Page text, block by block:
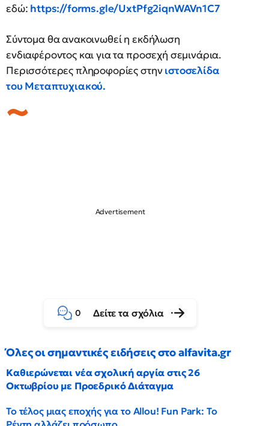
εδώ: https://forms.gle/UxtPfg2iqnWAVn1C7
Σύντομα θα ανακοινωθεί η εκδήλωση
ενδιαφέροντος και για τα προσεχή σεμινάρια.
Περισσότερες πληροφορίες στηνιστοσελίδα
του Μεταπτυχιακού.
0 Δείτε τα σχόλια
Όλες οι σημαντικές ειδήσεις στο alfavita.gr
Καθιερώνεται νέα σχολική αργία στις 26
Οκτωβρίου με Προεδρικό Διάταγμα
Το τέλος μιας εποχής για το Allou! Fun Park: Το